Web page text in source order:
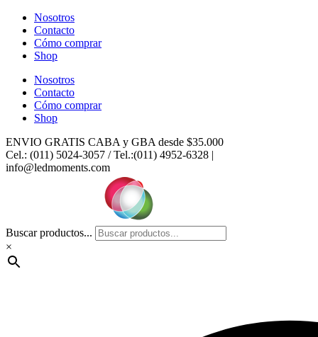
contenido
Nosotros
Contacto
Cómo comprar
Shop
Nosotros
Contacto
Cómo comprar
Shop
ENVIO GRATIS CABA y GBA desde $35.000
Cel.: (011) 5024-3057 / Tel.:(011) 4952-6328 |
info@ledmoments.com
Buscar productos...
×